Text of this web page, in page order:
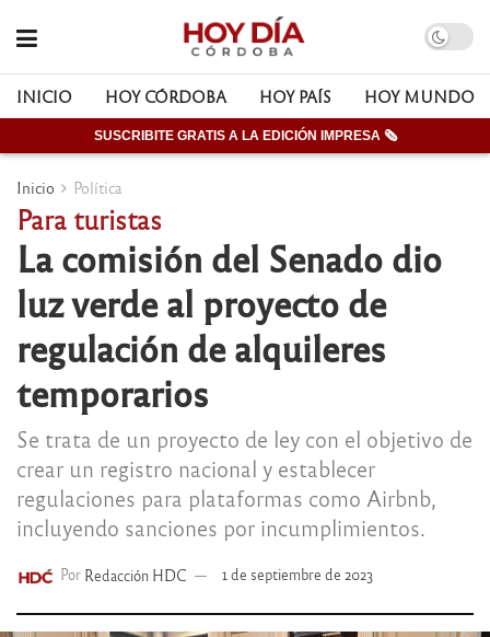
INICIO HOY CÓRDOBA HOY PAÍS HOY MUNDO
SUSCRIBITE GRATIS A LA EDICIÓN IMPRESA 🗞
Inicio Política
Para turistas
La comisión del Senado dio
luz verde al proyecto de
regulación de alquileres
temporarios
Se trata de un proyecto de ley con el objetivo de
crear un registro nacional y establecer
regulaciones para plataformas como Airbnb,
incluyendo sanciones por incumplimientos.
Por Redacción HDC 1 de septiembre de 2023